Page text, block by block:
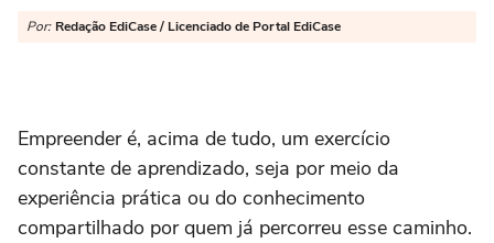
Por: Redação EdiCase / Licenciado de Portal EdiCase
Empreender é, acima de tudo, um exercício
constante de aprendizado, seja por meio da
experiência prática ou do conhecimento
compartilhado por quem já percorreu esse caminho.